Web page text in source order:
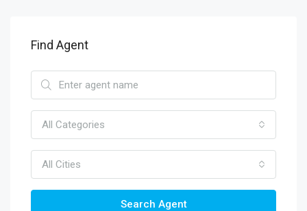
Find Agent
All Categories
All Cities
Search Agent